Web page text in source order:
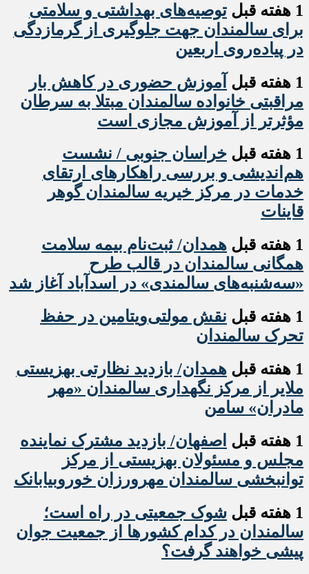
1 هفته قبل
️توصیه‌های بهداشتی و سلامتی
برای سالمندان جهت جلوگیری از گرمازدگی
در پیاده‌روی اربعین
1 هفته قبل
آموزش حضوری در کاهش بار
مراقبتی خانواده سالمندان مبتلا به سرطان
مؤثرتر از آموزش مجازی است
1 هفته قبل
خراسان جنوبی / نشست
هم‌اندیشی و بررسی راهکارهای ارتقای
خدمات در مرکز خیریه سالمندان گوهر
قاینات
1 هفته قبل
همدان/ ثبت‌نام بیمه سلامت
همگانی سالمندان در قالب طرح
«سه‌شنبه‌های سالمندی» در اسدآباد آغاز شد
1 هفته قبل
نقش مولتی‌ویتامین در حفظ
تحرک سالمندان
1 هفته قبل
همدان/ بازدید نظارتی بهزیستی
ملایر از مرکز نگهداری سالمندان «مهر
مادران» سامن
1 هفته قبل
اصفهان/ بازدید مشترک نماینده
مجلس و مسئولان بهزیستی از مرکز
توانبخشی سالمندان مهرورزان خوروبیابانک
1 هفته قبل
شوک جمعیتی در راه است؛
سالمندان در کدام کشورها از جمعیت جوان
پیشی خواهند گرفت؟